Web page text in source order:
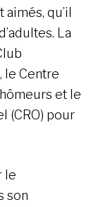
qu’il
La
le Centre
et le
(CRO) pour
le
son